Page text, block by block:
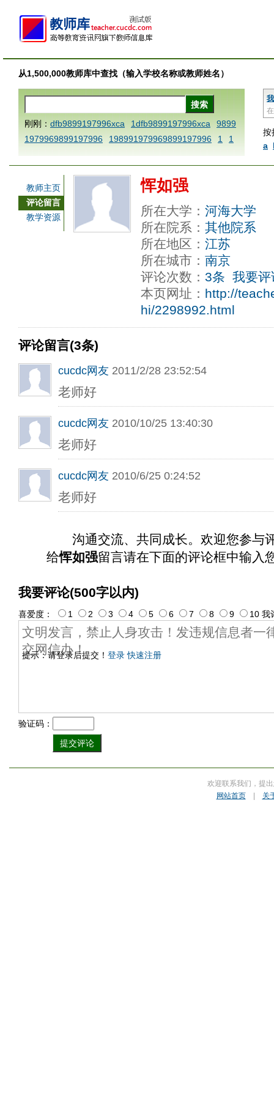
从1,500,000教师库中查找（输入学校名称或教师姓名）
按
a
刚刚： dfb9899197996xca 1dfb9899197996xca
9899
1979969899197996
198991979969899197996 1
1
AAABBBCCCdefine blablaenddefine dfbxyzendtemplat
a
1dfbmath key98991 methodmultiply operand97996x
ca
1dfbsetx9899197996xxca
3
1dfbzzzzzzzzbbbccccdddeeexcareplacezo
1printdf
b 9899197996 xca
AAABBBCCCdefine blablaenddefin
e dfbxyzendtemplate dfbCCCBBBAAA
dfb
dfb989919
dfbmath key98991 methodmulti
dfbsetx9899197996xxca
教师主页
评论留言
教学资源
恽如强
所在大学： 河海大学
所在院系： 其他院系
所在地区： 江苏
所在城市： 南京
评论次数： 3条 我要评
本页网址： http://
hi/2298992.html
评论留言(3条)
cucdc网友 2011/2/28 23:52:54
老师好
cucdc网友 2010/10/25 13:40:30
老师好
cucdc网友 2010/6/25 0:24:52
老师好
沟通交流、共同成长。欢迎您参与
给恽如强留言请在下面的评论框中输入
我要评论(500字以内)
提示：请登录后提交！ 登录 快速注册
喜爱度： 1 2 3 4 5 6 7 8 9 10 我
验证码：
欢迎联系我们，提
网站首页| 关